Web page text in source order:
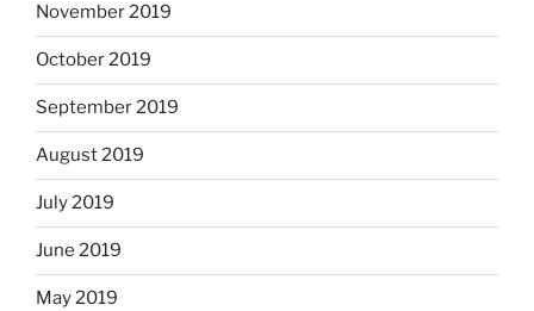
November 2019
October 2019
September 2019
August 2019
July 2019
June 2019
May 2019